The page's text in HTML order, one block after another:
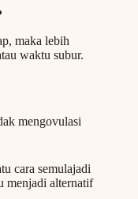
maka lebih
waktu subur.
mengovulasi
cara semulajadi
menjadi alternatif